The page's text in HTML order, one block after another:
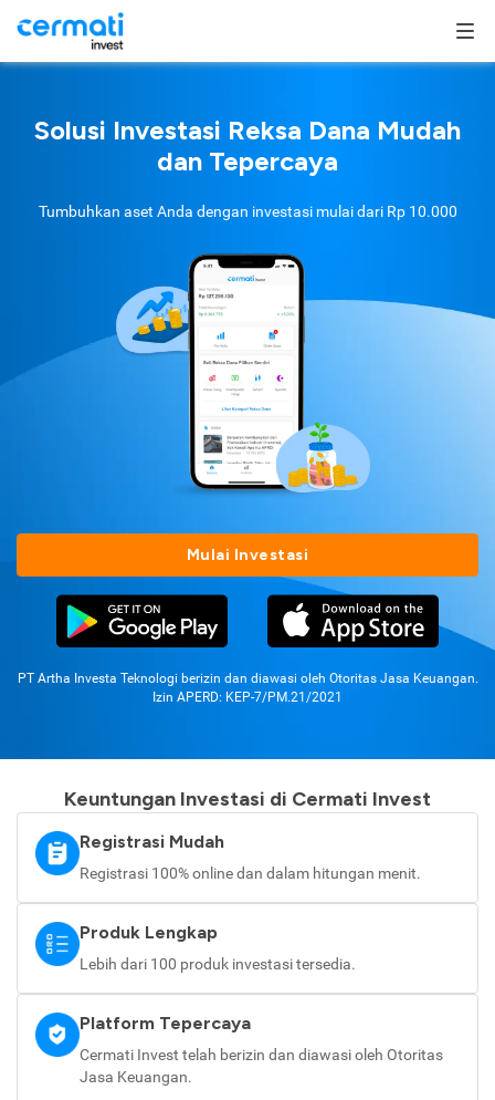
Solusi Investasi Reksa Dana Mudah
dan Tepercaya
Tumbuhkan aset Anda dengan investasi mulai dari Rp 10.000
Mulai Investasi
PT Artha Investa Teknologi berizin dan diawasi oleh Otoritas Jasa Keuangan.
Izin APERD: KEP-7/PM.21/2021
Keuntungan Investasi di Cermati Invest
Registrasi Mudah
Registrasi 100% online dan dalam hitungan menit.
Produk Lengkap
Lebih dari 100 produk investasi tersedia.
Platform Tepercaya
Cermati Invest telah berizin dan diawasi oleh Otoritas
Jasa Keuangan.